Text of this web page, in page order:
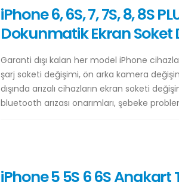
iPhone 6, 6S, 7, 7S, 8, 8S
Dokunmatik Ekran Soket
Garanti dışı kalan her model iPhone
şarj soketi değişimi, ön arka kamera
dışında arızalı cihazların ekran soketi
bluetooth arızası onarımları, şebeke
iPhone 5 5S 6 6S